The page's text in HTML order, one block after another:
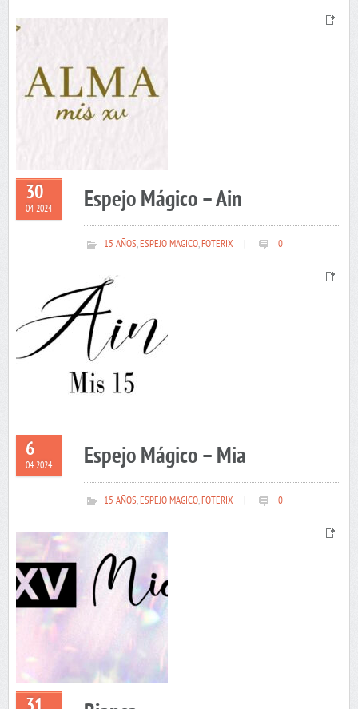
30
04 2024 Espejo Mágico – Ain
15 AÑOS,ESPEJO MAGICO,FOTERIX 0
6
04 2024 Espejo Mágico – Mia
15 AÑOS,ESPEJO MAGICO,FOTERIX 0